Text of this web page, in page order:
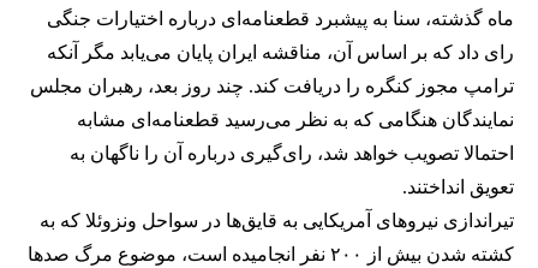
ماه گذشته، سنا به پیشبرد قطعنامه‌ای درباره اختیارات جنگی
رای داد که بر اساس آن، مناقشه ایران پایان می‌یابد مگر آنکه
ترامپ مجوز کنگره را دریافت کند. چند روز بعد، رهبران مجلس
نمایندگان هنگامی که به نظر می‌رسید قطعنامه‌ای مشابه
احتمالا تصویب خواهد شد، رای‌گیری درباره آن را ناگهان به
تعویق انداختند.
تیراندازی نیروهای آمریکایی به قایق‌ها در سواحل ونزوئلا که به
کشته شدن بیش از ۲۰۰ نفر انجامیده است، موضوع مرگ صدها